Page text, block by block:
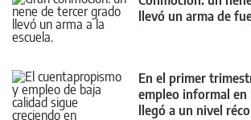
llevó un arma de
En el primer
empleo informal
llegó a un nivel